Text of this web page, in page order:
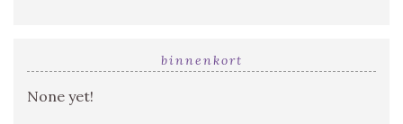
binnenkort
None yet!